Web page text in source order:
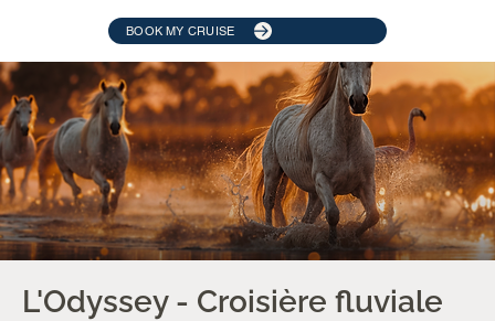
BOOK MY CRUISE
L'Odyssey - Croisière fluviale